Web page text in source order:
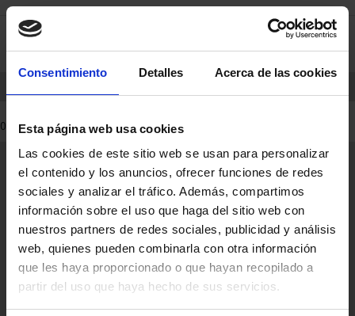
Consentimiento Detalles Acerca de las cookies
Esta página web usa cookies
Las cookies de este sitio web se usan para personalizar
el contenido y los anuncios, ofrecer funciones de redes
sociales y analizar el tráfico. Además, compartimos
información sobre el uso que haga del sitio web con
nuestros partners de redes sociales, publicidad y análisis
web, quienes pueden combinarla con otra información
que les haya proporcionado o que hayan recopilado a
partir del uso que haya hecho de sus servicios.
saltar
contenido
Saltar
men
0
0 Productos encontrados
Información General
Contacto
Preguntas Frequentes (FAQs)
Aviso Legal
Condiciones Legales